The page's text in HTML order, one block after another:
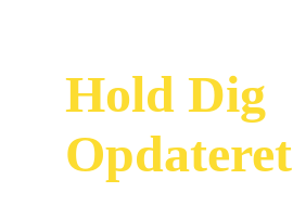
Hold Dig
Opdateret